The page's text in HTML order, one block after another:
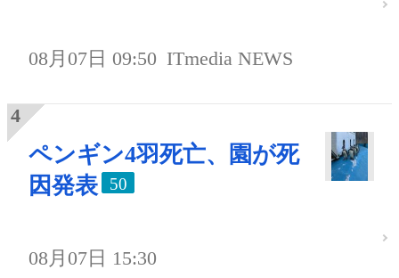
08月07日 09:50 ITmedia NEWS
ペンギン4羽死亡、園が死
因発表
50
08月07日 15:30